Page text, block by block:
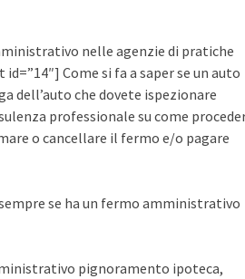
nelle agenzie di pratiche
Come si fa a saper se un auto
dell’auto che dovete ispezionare
professionale su come
o cancellare il fermo e/o pagare
se ha un fermo amministrativo
pignoramento ipoteca,